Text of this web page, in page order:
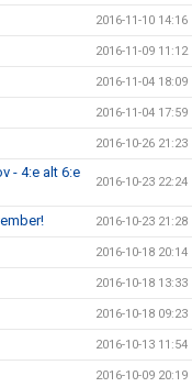
2016-11-10 14:16
2016-11-09 11:12
2016-11-04 18:09
2016-11-04 17:59
2016-10-26 21:23
- 4:e alt 6:e
2016-10-23 22:24
2016-10-23 21:28
2016-10-18 20:14
2016-10-18 13:33
2016-10-18 09:23
2016-10-13 11:54
2016-10-09 20:19